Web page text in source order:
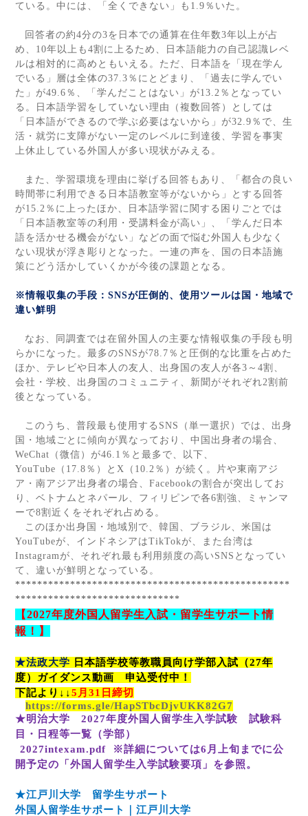
ている。中には、「全くできない」も 1.9 ％いた。
回答者の約4分の3を日本での通算在住年数3年以上が占
め、 10年以上も 4割に上るため、日本語能力の自己認識レベ
ルは相対的に高めともいえる。ただ、日本語を「現在学ん
でいる」層は全体の37.3 ％にとどまり、「過去に学んでい
た」が49.6 ％、「学んだことはない」が13.2 ％となってい
る。日本語学習をしていない理由（複数回答）としては
「日本語ができるので学ぶ必要はないから」が32.9 ％で、生
活・就労に支障がない一定のレベルに到達後、学習を事実
上休止している外国人が多い現状がみえる。
また、学習環境を理由に挙げる回答もあり、「都合の良い
時間帯に利用できる日本語教室等がないから」とする回答
が15.2 ％に上ったほか、日本語学習に関する困りごとでは
「日本語教室等の利用・受講料金が高い」、「学んだ日本
語を活かせる機会がない」などの面で悩む外国人も少なく
ない現状が浮き彫りとなった。一連の声を、国の日本語施
策にどう活かしていくかが今後の課題となる。
※情報収集の手段： SNSが圧倒的、使用ツールは国・地域で
違い鮮明
なお、同調査では在留外国人の主要な情報収集の手段も明
らかになった。最多のSNS が78.7 ％と圧倒的な比重を占めた
ほか、テレビや日本人の友人、出身国の友人が各3 ～ 4割、
会社・学校、出身国のコミュニティ、新聞がそれぞれ2割前
後となっている。
このうち、普段最も使用する SNS
（単一選択）では、出身
国・地域ごとに傾向が異なっており、中国出身者の場合、
WeChat （微信）が46.1 ％と最多で、以下、
YouTube （ 17.8 ％）と X （ 10.2 ％）が続く。片や東南アジ
ア・南アジア出身者の場合、 Facebookの割合が突出してお
り、ベトナムとネパール、フィリピンで各6割強、ミャンマ
ーで8割近くをそれぞれ占める。
このほか出身国・地域別で、韓国、ブラジル、米国は
YouTubeが、インドネシアはTikTokが、また台湾は
Instagramが、それぞれ最も利用頻度の高い SNS となってい
て、違いが鮮明となっている。
**************************************************
******************************
【2027年度外国人留学生入試・留学生サポート情
報！】
★法政大学 日本語学校等教職員向け学部入試（27年
度）ガイダンス動画 申込受付中！
下記より↓↓5 月 31 日締切
https://forms.gle/HapSTbcDjvUKK82G7
★明治大学 2027年度外国人留学生入学試験 試験科
目・日程等一覧（学部）
2027intexam.pdf
※詳細については6 月上旬までに公
開予定の「外国人留学生入学試験要項」を参照。
★江戸川大学 留学生サポート
外国人留学生サポート｜江戸川大学